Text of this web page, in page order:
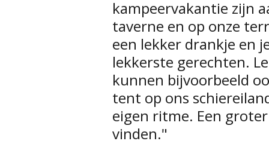
kampeervakantie zijn
taverne en op onze
een lekker drankje en
lekkerste gerechten.
kunnen bijvoorbeeld
tent op ons
eigen ritme. Een
vinden."